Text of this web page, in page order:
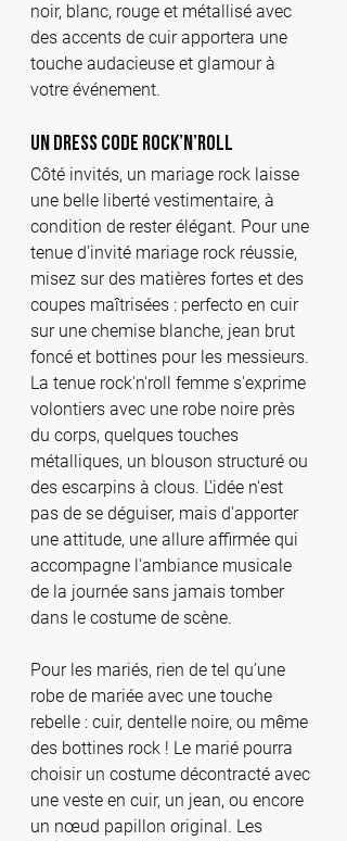
noir, blanc, rouge et métallisé avec
des accents de cuir apportera une
touche audacieuse et glamour à
votre événement.
Un dress code rock’n’roll
Côté invités, un mariage rock laisse
une belle liberté vestimentaire, à
condition de rester élégant. Pour une
tenue d'invité mariage rock réussie,
misez sur des matières fortes et des
coupes maîtrisées : perfecto en cuir
sur une chemise blanche, jean brut
foncé et bottines pour les messieurs.
La tenue rock'n'roll femme s'exprime
volontiers avec une robe noire près
du corps, quelques touches
métalliques, un blouson structuré ou
des escarpins à clous. L'idée n'est
pas de se déguiser, mais d'apporter
une attitude, une allure affirmée qui
accompagne l'ambiance musicale
de la journée sans jamais tomber
dans le costume de scène.
Pour les mariés, rien de tel qu’une
robe de mariée avec une touche
rebelle : cuir, dentelle noire, ou même
des bottines rock ! Le marié pourra
choisir un costume décontracté avec
une veste en cuir, un jean, ou encore
un nœud papillon original. Les